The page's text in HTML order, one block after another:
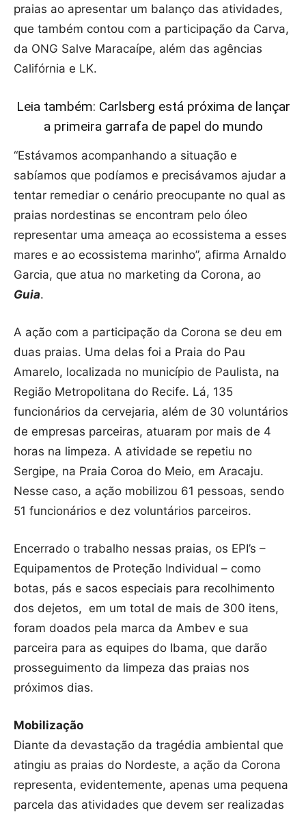
praias ao apresentar um balanço das atividades,
que também contou com a participação da Carva,
da ONG Salve Maracaípe, além das agências
Califórnia e LK.
Leia também: Carlsberg está próxima de lançar
a primeira garrafa de papel do mundo
“Estávamos acompanhando a situação e
sabíamos que podíamos e precisávamos ajudar a
tentar remediar o cenário preocupante no qual as
praias nordestinas se encontram pelo óleo
representar uma ameaça ao ecossistema a esses
mares e ao ecossistema marinho”, afirma Arnaldo
Garcia, que atua no marketing da Corona, ao
Guia.
A ação com a participação da Corona se deu em
duas praias. Uma delas foi a Praia do Pau
Amarelo, localizada no município de Paulista, na
Região Metropolitana do Recife. Lá, 135
funcionários da cervejaria, além de 30 voluntários
de empresas parceiras, atuaram por mais de 4
horas na limpeza. A atividade se repetiu no
Sergipe, na Praia Coroa do Meio, em Aracaju.
Nesse caso, a ação mobilizou 61 pessoas, sendo
51 funcionários e dez voluntários parceiros.
Encerrado o trabalho nessas praias, os EPI’s –
Equipamentos de Proteção Individual – como
botas, pás e sacos especiais para recolhimento
dos dejetos, em um total de mais de 300 itens,
foram doados pela marca da Ambev e sua
parceira para as equipes do Ibama, que darão
prosseguimento da limpeza das praias nos
próximos dias.
Mobilização
Diante da devastação da tragédia ambiental que
atingiu as praias do Nordeste, a ação da Corona
representa, evidentemente, apenas uma pequena
parcela das atividades que devem ser realizadas